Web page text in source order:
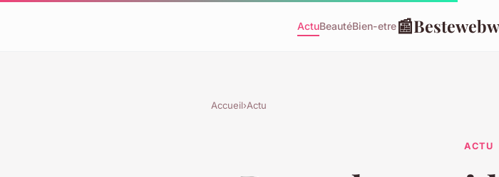
ActuBeautéBien-etre📰
Accueil›Actu
ACTU